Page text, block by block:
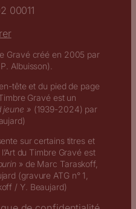
00011
Gravé créé en 2005 par
Albuisson).
tête et du pied de page
Gravé est un
jeune » (1939-2024) par
sur certains titres et
du Timbre Gravé est
» de Marc Taraskoff,
(gravure ATG n° 1,
/ Y. Beaujard)